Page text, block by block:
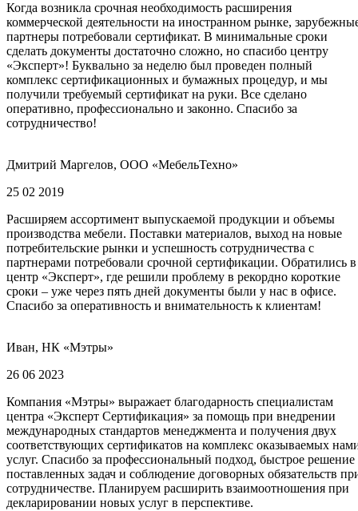
Когда возникла срочная необходимость расширения
коммерческой деятельности на иностранном рынке,
партнеры потребовали сертификат. В минимальные сроки
сделать документы достаточно сложно, но спасибо центру
«Эксперт»! Буквально за неделю был проведен полный
комплекс сертификационных и бумажных процедур, и мы
получили требуемый сертификат на руки. Все сделано
оперативно, профессионально и законно. Спасибо за
сотрудничество!
Дмитрий Маргелов, ООО «МебельТехно»
25 02 2019
Расширяем ассортимент выпускаемой продукции и объемы
производства мебели. Поставки материалов, выход на новые
потребительские рынки и успешность сотрудничества с
партнерами потребовали срочной сертификации. Обратились в
центр «Эксперт», где решили проблему в рекордно короткие
сроки – уже через пять дней документы были у нас в офисе.
Спасибо за оперативность и внимательность к клиентам!
Иван, НК «Мэтры»
26 06 2023
Компания «Мэтры» выражает благодарность специалистам
центра «Эксперт Сертификация» за помощь при внедрении
международных стандартов менеджмента и получения двух
соответствующих сертификатов на комплекс оказываемых
услуг. Спасибо за профессиональный подход, быстрое решение
поставленных задач и соблюдение договорных обязательств
сотрудничестве. Планируем расширить взаимоотношения при
декларировании новых услуг в перспективе.